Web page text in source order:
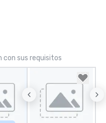
con sus requisitos